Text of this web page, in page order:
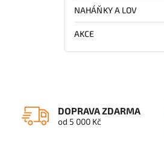
NAHÁŇKY A LOV
AKCE
DOPRAVA ZDARMA
od 5 000 Kč